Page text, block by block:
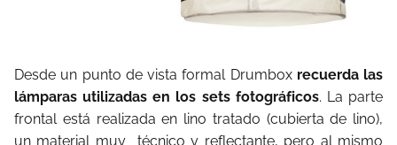
Desde un punto de vista formal Drumbox recuerda las
lámparas utilizadas en los sets fotográficos. La parte
frontal está realizada en lino tratado (cubierta de lino),
un material muy técnico y reflectante, pero al mismo